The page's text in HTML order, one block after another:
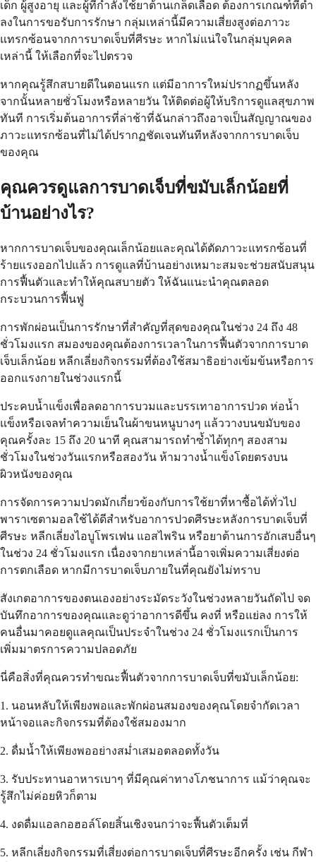
เด็ก ผู้สูงอายุ และผู้ที่กำลังใช้ยาต้านเกล็ดเลือด ต้องการเกณฑ์ที่ต่ำ
ลงในการขอรับการรักษา กลุ่มเหล่านี้มีความเสี่ยงสูงต่อภาวะ
แทรกซ้อนจากการบาดเจ็บที่ศีรษะ หากไม่แน่ใจในกลุ่มบุคคล
เหล่านี้ ให้เลือกที่จะไปตรวจ
หากคุณรู้สึกสบายดีในตอนแรก แต่มีอาการใหม่ปรากฏขึ้นหลัง
จากนั้นหลายชั่วโมงหรือหลายวัน ให้ติดต่อผู้ให้บริการดูแลสุขภาพ
ทันที การเริ่มต้นอาการที่ล่าช้าที่ฉันกล่าวถึงอาจเป็นสัญญาณของ
ภาวะแทรกซ้อนที่ไม่ได้ปรากฏชัดเจนทันทีหลังจากการบาดเจ็บ
ของคุณ
คุณควรดูแลการบาดเจ็บที่ขมับเล็กน้อยที่
บ้านอย่างไร?
หากการบาดเจ็บของคุณเล็กน้อยและคุณได้ตัดภาวะแทรกซ้อนที่
ร้ายแรงออกไปแล้ว การดูแลที่บ้านอย่างเหมาะสมจะช่วยสนับสนุน
การฟื้นตัวและทำให้คุณสบายตัว ให้ฉันแนะนำคุณตลอด
กระบวนการฟื้นฟู
การพักผ่อนเป็นการรักษาที่สำคัญที่สุดของคุณในช่วง 24 ถึง 48
ชั่วโมงแรก สมองของคุณต้องการเวลาในการฟื้นตัวจากการบาด
เจ็บเล็กน้อย หลีกเลี่ยงกิจกรรมที่ต้องใช้สมาธิอย่างเข้มข้นหรือการ
ออกแรงกายในช่วงแรกนี้
ประคบน้ำแข็งเพื่อลดอาการบวมและบรรเทาอาการปวด ห่อน้ำ
แข็งหรือเจลทำความเย็นในผ้าขนหนูบางๆ แล้ววางบนขมับของ
คุณครั้งละ 15 ถึง 20 นาที คุณสามารถทำซ้ำได้ทุกๆ สองสาม
ชั่วโมงในช่วงวันแรกหรือสองวัน ห้ามวางน้ำแข็งโดยตรงบน
ผิวหนังของคุณ
การจัดการความปวดมักเกี่ยวข้องกับการใช้ยาที่หาซื้อได้ทั่วไป
พาราเซตามอลใช้ได้ดีสำหรับอาการปวดศีรษะหลังการบาดเจ็บที่
ศีรษะ หลีกเลี่ยงไอบูโพรเฟน แอสไพริน หรือยาต้านการอักเสบอื่นๆ
ในช่วง 24 ชั่วโมงแรก เนื่องจากยาเหล่านี้อาจเพิ่มความเสี่ยงต่อ
การตกเลือด หากมีการบาดเจ็บภายในที่คุณยังไม่ทราบ
สังเกตอาการของตนเองอย่างระมัดระวังในช่วงหลายวันถัดไป จด
บันทึกอาการของคุณและดูว่าอาการดีขึ้น คงที่ หรือแย่ลง การให้
คนอื่นมาคอยดูแลคุณเป็นประจำในช่วง 24 ชั่วโมงแรกเป็นการ
เพิ่มมาตรการความปลอดภัย
นี่คือสิ่งที่คุณควรทำขณะฟื้นตัวจากการบาดเจ็บที่ขมับเล็กน้อย:
1. นอนหลับให้เพียงพอและพักผ่อนสมองของคุณโดยจำกัดเวลา
หน้าจอและกิจกรรมที่ต้องใช้สมองมาก
2. ดื่มน้ำให้เพียงพออย่างสม่ำเสมอตลอดทั้งวัน
3. รับประทานอาหารเบาๆ ที่มีคุณค่าทางโภชนาการ แม้ว่าคุณจะ
รู้สึกไม่ค่อยหิวก็ตาม
4. งดดื่มแอลกอฮอล์โดยสิ้นเชิงจนกว่าจะฟื้นตัวเต็มที่
5. หลีกเลี่ยงกิจกรรมที่เสี่ยงต่อการบาดเจ็บที่ศีรษะอีกครั้ง เช่น กีฬา